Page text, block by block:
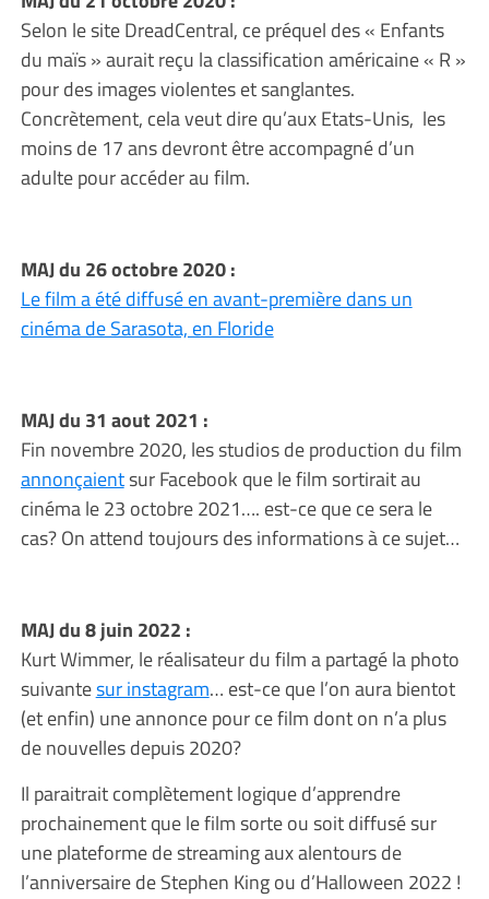
Selon le site DreadCentral, ce préquel des « Enfants
du maïs » aurait reçu la classification américaine « R »
pour des images violentes et sanglantes.
Concrètement, cela veut dire qu’aux Etats-Unis, les
moins de 17 ans devront être accompagné d’un
adulte pour accéder au film.
MAJ du 26 octobre 2020 :
Le film a été diffusé en avant-première dans un
cinéma de Sarasota, en Floride
MAJ du 31 aout 2021 :
Fin novembre 2020, les studios de production du film
annonçaientsur Facebook que le film sortirait au
cinéma le 23 octobre 2021…. est-ce que ce sera le
cas? On attend toujours des informations à ce sujet…
MAJ du 8 juin 2022 :
Kurt Wimmer, le réalisateur du film a partagé la photo
suivantesur instagram… est-ce que l’on aura bientot
(et enfin) une annonce pour ce film dont on n’a plus
de nouvelles depuis 2020?
Il paraitrait complètement logique d’apprendre
prochainement que le film sorte ou soit diffusé sur
une plateforme de streaming aux alentours de
l’anniversaire de Stephen King ou d’Halloween 2022 !